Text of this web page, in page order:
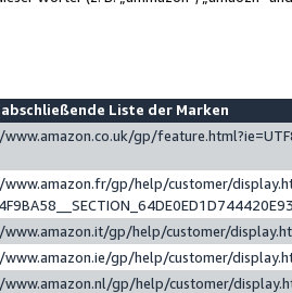
Liste der Marken
gp/
gp/help/customer/
gp/help/customer/
gp/help/customer/
gp/help/customer/